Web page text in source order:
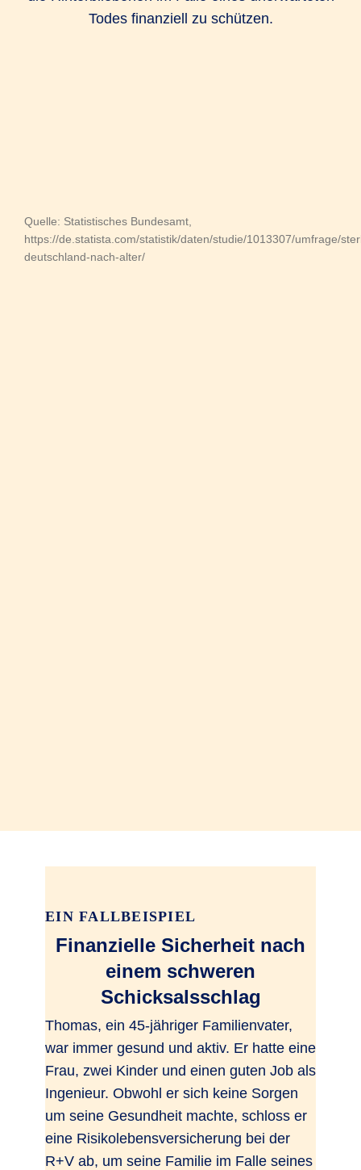
Todes finanziell zu schützen.
Quelle: Statistisches Bundesamt,
https://de.statista.com/statistik/daten/studie/1013307/umfrage/
deutschland-nach-alter/
EIN FALLBEISPIEL
Finanzielle Sicherheit nach
einem schweren
Schicksalsschlag
Thomas, ein 45-jähriger Familienvater,
war immer gesund und aktiv. Er hatte eine
Frau, zwei Kinder und einen guten Job als
Ingenieur. Obwohl er sich keine Sorgen
um seine Gesundheit machte, schloss er
eine Risikolebensversicherung bei der
R+V ab, um seine Familie im Falle seines